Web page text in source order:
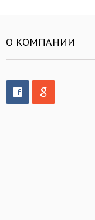
О КОМПАНИИ